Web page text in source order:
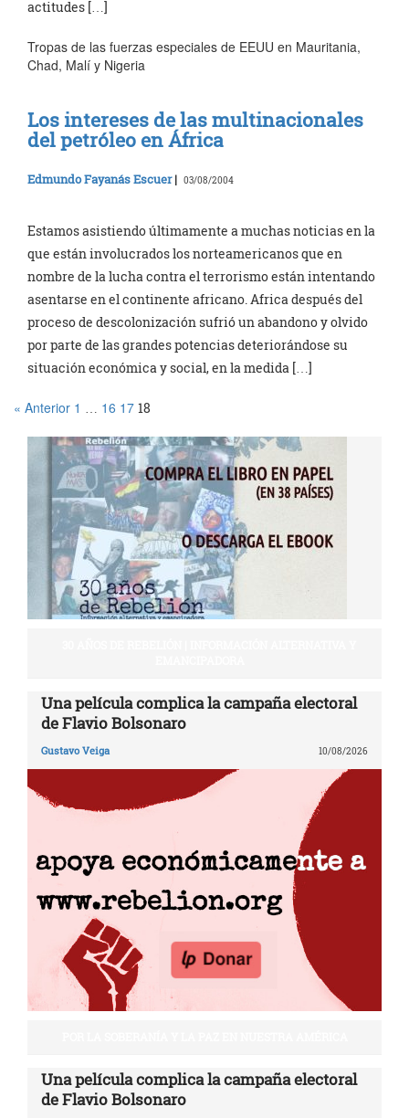
actitudes […]
Tropas de las fuerzas especiales de EEUU en Mauritania,
Chad, Malí y Nigeria
Los intereses de las multinacionales
del petróleo en África
Edmundo Fayanás Escuer| 03/08/2004
Estamos asistiendo últimamente a muchas noticias en la
que están involucrados los norteamericanos que en
nombre de la lucha contra el terrorismo están intentando
asentarse en el continente africano. Africa después del
proceso de descolonización sufrió un abandono y olvido
por parte de las grandes potencias deteriorándose su
situación económica y social, en la medida […]
« Anterior 1 … 16 17 18
Una película complica la campaña electoral
de Flavio Bolsonaro
Gustavo Veiga 10/08/2026
Una película complica la campaña electoral
de Flavio Bolsonaro